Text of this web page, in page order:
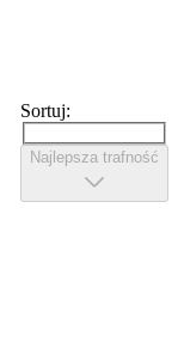
Sortuj:
Najlepsza trafność